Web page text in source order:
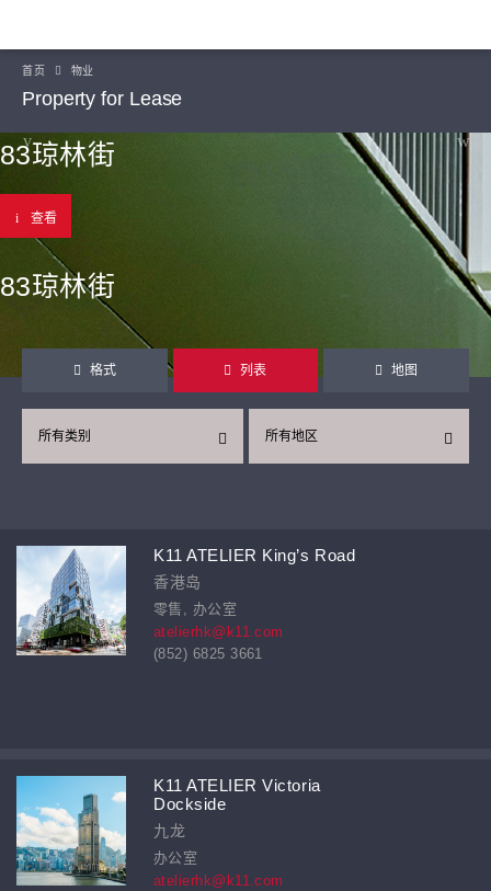
首页 物业
Property for Lease
83琼林街
查看
83琼林街
格式 列表 地图
所有地区
所有类别
K11 ATELIER King’s Road
香港岛
零售, 办公室
atelierhk@k11.com
(852) 6825 3661
K11 ATELIER Victoria
Dockside
九龙
办公室
atelierhk@k11.com